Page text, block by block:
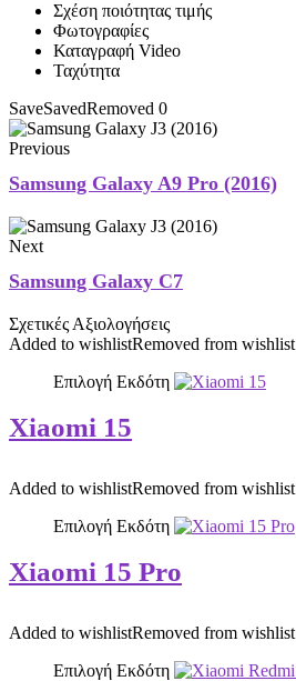
Σχέση ποιότητας τιμής
Φωτογραφίες
Καταγραφή Video
Ταχύτητα
SaveSavedRemoved 0
Previous
Samsung Galaxy A9 Pro (2016)
Next
Samsung Galaxy C7
Σχετικές Αξιολογήσεις
Added to wishlistRemoved from wishlist
Επιλογή Εκδότη
Xiaomi 15
Added to wishlistRemoved from wishlist
Επιλογή Εκδότη
Xiaomi 15 Pro
Added to wishlistRemoved from wishlist
Επιλογή Εκδότη